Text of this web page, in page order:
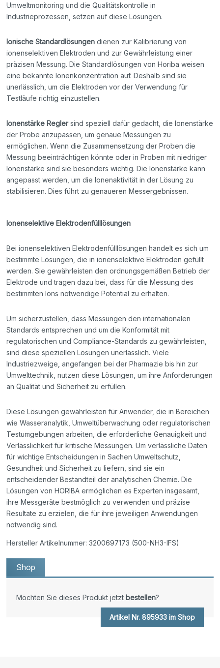
Umweltmonitoring und die Qualitätskontrolle in
Industrieprozessen, setzen auf diese Lösungen.
Ionische Standardlösungen dienen zur Kalibrierung von
ionenselektiven Elektroden und zur Gewährleistung einer
präzisen Messung. Die Standardlösungen von Horiba weisen
eine bekannte Ionenkonzentration auf. Deshalb sind sie
unerlässlich, um die Elektroden vor der Verwendung für
Testläufe richtig einzustellen.
Ionenstärke Reglersind speziell dafür gedacht, die Ionenstärke
der Probe anzupassen, um genaue Messungen zu
ermöglichen. Wenn die Zusammensetzung der Proben die
Messung beeinträchtigen könnte oder in Proben mit niedriger
Ionenstärke sind sie besonders wichtig. Die Ionenstärke kann
angepasst werden, um die Ionenaktivität in der Lösung zu
stabilisieren. Dies führt zu genaueren Messergebnissen.
Ionenselektive Elektrodenfülllösungen
Bei ionenselektiven Elektrodenfülllösungen handelt es sich um
bestimmte Lösungen, die in ionenselektive Elektroden gefüllt
werden. Sie gewährleisten den ordnungsgemäßen Betrieb der
Elektrode und tragen dazu bei, dass für die Messung des
bestimmten Ions notwendige Potential zu erhalten.
Um sicherzustellen, dass Messungen den internationalen
Standards entsprechen und um die Konformität mit
regulatorischen und Compliance-Standards zu gewährleisten,
sind diese speziellen Lösungen unerlässlich. Viele
Industriezweige, angefangen bei der Pharmazie bis hin zur
Umwelttechnik, nutzen diese Lösungen, um ihre Anforderungen
an Qualität und Sicherheit zu erfüllen.
Diese Lösungen gewährleisten für Anwender, die in Bereichen
wie Wasseranalytik, Umweltüberwachung oder regulatorischen
Testumgebungen arbeiten, die erforderliche Genauigkeit und
Verlässlichkeit für kritische Messungen. Um verlässliche Daten
für wichtige Entscheidungen in Sachen Umweltschutz,
Gesundheit und Sicherheit zu liefern, sind sie ein
entscheidender Bestandteil der analytischen Chemie. Die
Lösungen von HORIBA ermöglichen es Experten insgesamt,
ihre Messgeräte bestmöglich zu verwenden und präzise
Resultate zu erzielen, die für ihre jeweiligen Anwendungen
notwendig sind.
Hersteller Artikelnummer: 3200697173 (500-NH3-IFS)
Shop
Möchten Sie dieses Produkt jetzt bestellen?
Artikel Nr. 895933 im Shop